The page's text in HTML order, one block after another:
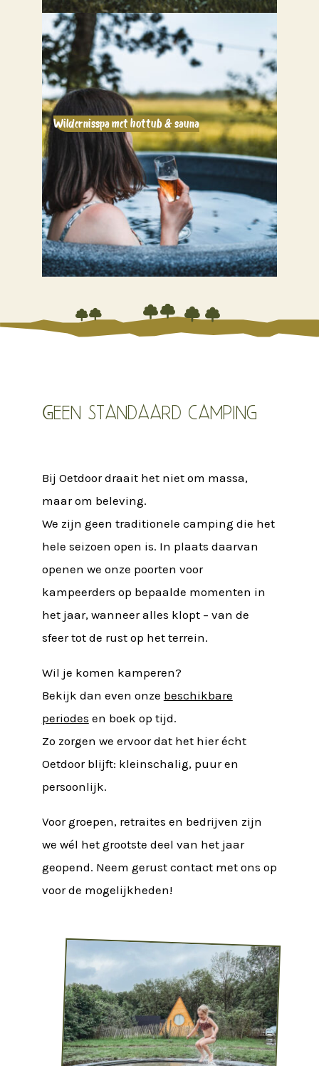
Wildernisspa met hottub & sauna


 

Geen standaard camping
Bij Oetdoor draait het niet om massa,
maar om beleving.
We zijn geen traditionele camping die het
hele seizoen open is. In plaats daarvan
openen we onze poorten voor
kampeerders op bepaalde momenten in
het jaar, wanneer alles klopt – van de
sfeer tot de rust op het terrein.
Wil je komen kamperen?
Bekijk dan even onze beschikbare
periodes en boek op tijd.
Zo zorgen we ervoor dat het hier écht
Oetdoor blijft: kleinschalig, puur en
persoonlijk.
Voor groepen, retraites en bedrijven zijn
we wél het grootste deel van het jaar
geopend. Neem gerust contact met ons op
voor de mogelijkheden!